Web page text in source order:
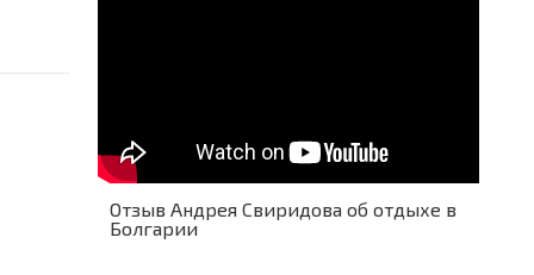
Отзыв Андрея Свиридова об отдыхе в
Болгарии